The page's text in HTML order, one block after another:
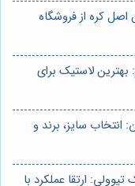
کره از فروشگاه
لاستیک برای
انتخاب سایز، برند و
ارتقا عملکرد با